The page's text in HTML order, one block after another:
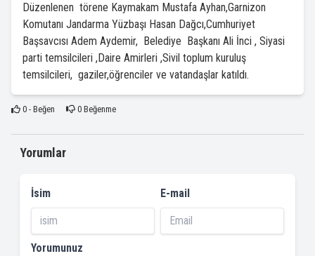
Düzenlenen törene Kaymakam Mustafa Ayhan,Garnizon
Komutanı Jandarma Yüzbaşı Hasan Dağcı,Cumhuriyet
Başsavcısı Adem Aydemir, Belediye Başkanı Ali İnci , Siyasi
parti temsilcileri ,Daire Amirleri ,Sivil toplum kuruluş
temsilcileri, gaziler,öğrenciler ve vatandaşlar katıldı.
0- Beğen 0Beğenme
Yorumlar
İsim E-mail
Yorumunuz